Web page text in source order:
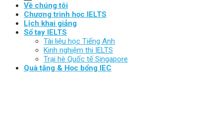
Về chúng tôi
Chương trình học IELTS
Lịch khai giảng
Sổ tay IELTS
Tài liệu học Tiếng Anh
Kinh nghiệm thi IELTS
Trại hè Quốc tế Singapore
Quà tặng & Học bổng IEC